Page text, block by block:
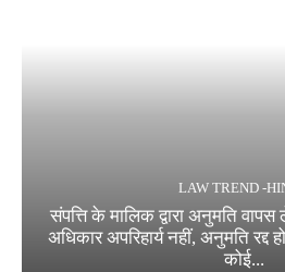
LAW TREND -
संपत्ति के मालिक द्वारा अनुमति
अधिकार अपरिहार्य नहीं, अनुमति रद्द
कोई...